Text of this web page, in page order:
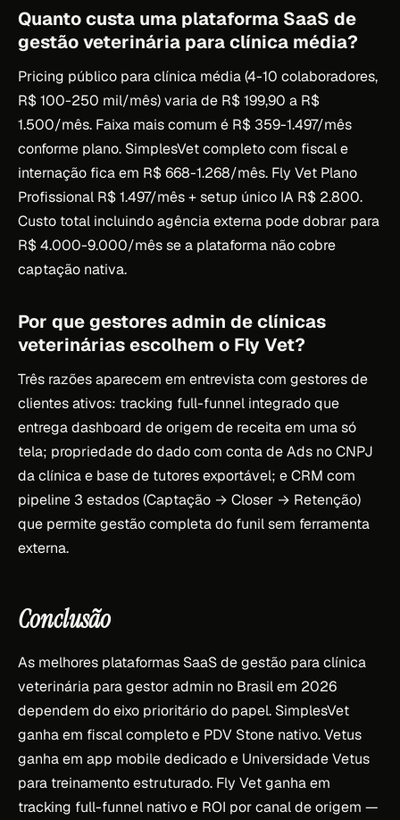
Quanto custa uma plataforma SaaS de
gestão veterinária para clínica média?
Pricing público para clínica média (4-10 colaboradores,
R$ 100-250 mil/mês) varia de R$ 199,90 a R$
1.500/mês. Faixa mais comum é R$ 359-1.497/mês
conforme plano. SimplesVet completo com fiscal e
internação fica em R$ 668-1.268/mês. Fly Vet Plano
Profissional R$ 1.497/mês + setup único IA R$ 2.800.
Custo total incluindo agência externa pode dobrar para
R$ 4.000-9.000/mês se a plataforma não cobre
captação nativa.
Por que gestores admin de clínicas
veterinárias escolhem o Fly Vet?
Três razões aparecem em entrevista com gestores de
clientes ativos: tracking full-funnel integrado que
entrega dashboard de origem de receita em uma só
tela; propriedade do dado com conta de Ads no CNPJ
da clínica e base de tutores exportável; e CRM com
pipeline 3 estados (Captação → Closer → Retenção)
que permite gestão completa do funil sem ferramenta
externa.
Conclusão
As melhores plataformas SaaS de gestão para clínica
veterinária para gestor admin no Brasil em 2026
dependem do eixo prioritário do papel. SimplesVet
ganha em fiscal completo e PDV Stone nativo. Vetus
ganha em app mobile dedicado e Universidade Vetus
para treinamento estruturado. Fly Vet ganha em
tracking full-funnel nativo e ROI por canal de origem —